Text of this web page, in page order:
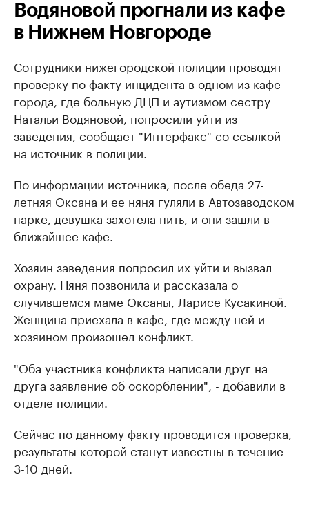
Водяновой прогнали из кафе
в Нижнем Новгороде
Сотрудники нижегородской полиции проводят
проверку по факту инцидента в одном из кафе
города, где больную ДЦП и аутизмом сестру
Натальи Водяновой, попросили уйти из
заведения, сообщает "Интерфакс" со ссылкой
на источник в полиции.
По информации источника, после обеда 27-
летняя Оксана и ее няня гуляли в Автозаводском
парке, девушка захотела пить, и они зашли в
ближайшее кафе.
Хозяин заведения попросил их уйти и вызвал
охрану. Няня позвонила и рассказала о
случившемся маме Оксаны, Ларисе Кусакиной.
Женщина приехала в кафе, где между ней и
хозяином произошел конфликт.
"Оба участника конфликта написали друг на
друга заявление об оскорблении", - добавили в
отделе полиции.
Сейчас по данному факту проводится проверка,
результаты которой станут известны в течение
3-10 дней.